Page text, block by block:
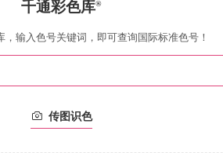
千通彩色库®
输入色号关键词，即可查询国际标准色号！
传图识色